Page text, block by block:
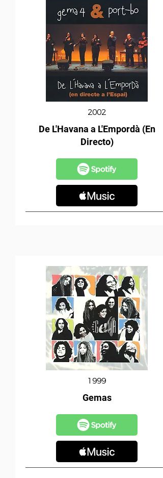
2002
De L'Havana a L'Empordà (En
Directo)
1999
Gemas